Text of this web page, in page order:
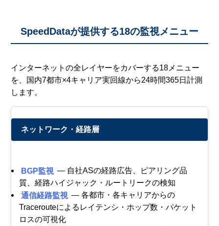
SpeedDataが提供する18の監視メニュー
インターネットの全レイヤーをカバーする18メニュー
を、国内7都市×4キャリア実回線から24時間365日計測
します。
ネットワーク・経路層
BGP監視 — 自社ASの経路広告、ピアリング品
質、経路ハイジャック・ルートリークの検知
通信経路監視 — 各都市・各キャリアからの
Tracerouteによるレイテンシ・ホップ数・パケット
ロスの可視化